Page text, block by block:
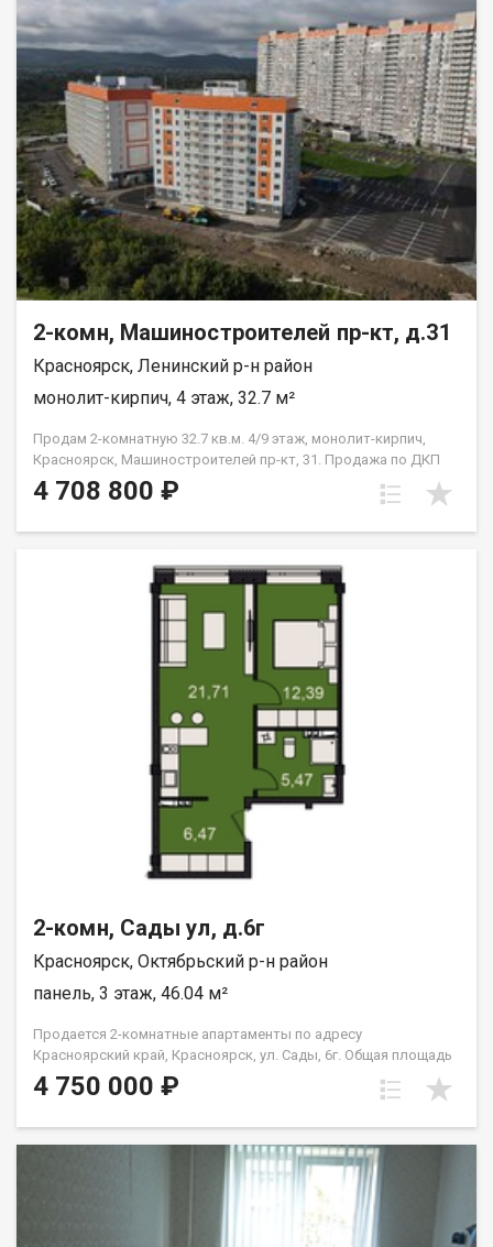
берег". Без проблем можно уехать в любую точку города.
Документы полностью готовы к продаже, долгов и
обременений на квартире нет! Торг возможен! Чистая
продажа.
2-комн, Машиностроителей пр-кт, д.31
Красноярск, Ленинский р-н район
монолит-кирпич, 4 этаж, 32.7 м²
Продам 2-комнатную 32.7 кв.м. 4/9 этаж, монолит-кирпич,
Красноярск, Машиностроителей пр-кт, 31. Продажа по ДКП
НЕ ОТ ЗАСТРОЙЩИКА
4 708 800 ₽
2-комн, Сады ул, д.6г
Красноярск, Октябрьский р-н район
панель, 3 этаж, 46.04 м²
Продается 2-комнатные апартаменты по адресу
Красноярский край, Красноярск, ул. Сады, 6г. Общая площадь
квартиры — 46,04 кв.м., Апартаменты предлагаются как
универсальный вид недвижимости: - для собственного
бизнеса. В экологически чистом районе. Возможна ипотека.
4 750 000 ₽